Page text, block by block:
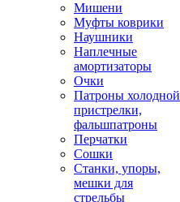
Мишени
Муфты коврики
Наушники
Наплечные
амортизаторы
Очки
Патроны холодной
пристрелки,
фальшпатроны
Перчатки
Сошки
Станки, упоры,
мешки для
стрельбы